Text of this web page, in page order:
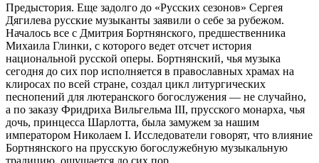
Предыстория. Еще задолго до «Русских сезонов» Сергея
Дягилева русские музыканты заявили о себе за рубежом.
Началось все с Дмитрия Бортнянского, предшественника
Михаила Глинки, с которого ведет отсчет история
национальной русской оперы. Бортнянский, чья музыка
сегодня до сих пор исполняется в православных храмах на
клиросах по всей стране, создал цикл литургических
песнопений для лютеранского богослужения — не случайно,
а по заказу Фридриха Вильгельма III, прусского монарха, чья
дочь, принцесса Шарлотта, была замужем за нашим
императором Николаем I. Исследователи говорят, что влияние
Бортнянского на прусскую богослужебную музыкальную
традицию, ощущается до сих пор.